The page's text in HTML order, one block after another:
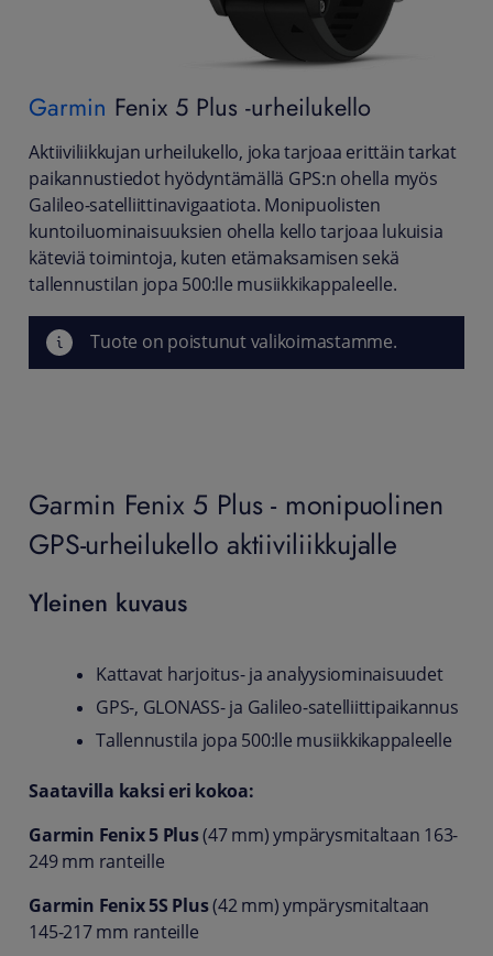
Garmin Fenix 5 Plus -urheilukello
Aktiiviliikkujan urheilukello, joka tarjoaa erittäin tarkat
paikannustiedot hyödyntämällä GPS:n ohella myös
Galileo-satelliittinavigaatiota. Monipuolisten
kuntoiluominaisuuksien ohella kello tarjoaa lukuisia
käteviä toimintoja, kuten etämaksamisen sekä
tallennustilan jopa 500:lle musiikkikappaleelle.
Tuote on poistunut valikoimastamme.
Garmin Fenix 5 Plus - monipuolinen
GPS-urheilukello aktiiviliikkujalle
Yleinen kuvaus
Kattavat harjoitus- ja analyysiominaisuudet
GPS-, GLONASS- ja Galileo-satelliittipaikannus
Tallennustila jopa 500:lle musiikkikappaleelle
Saatavilla kaksi eri kokoa:
Garmin Fenix 5 Plus(47 mm) ympärysmitaltaan 163-
249 mm ranteille
Garmin Fenix 5S Plus(42 mm) ympärysmitaltaan
145-217 mm ranteille